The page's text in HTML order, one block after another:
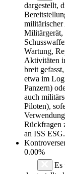
dargestellt,
militärischer
Militärgerät,
Wartung,
Aktivitäten
breit
etwa im
Panzern)
auch
Piloten),
Rückfragen
an ISS
0.00%
Es